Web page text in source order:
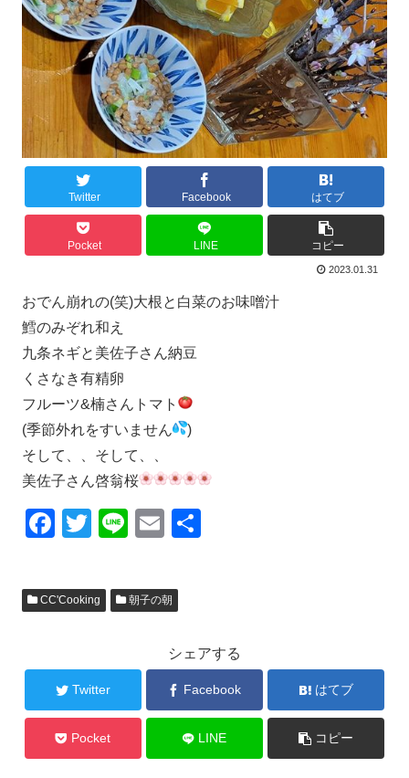
Twitter Facebook はてブ
Pocket LINE コピー
2023.01.31
おでん崩れの(笑)大根と白菜のお味噌汁
鱈のみぞれ和え
九条ネギと美佐子さん納豆
くさなき有精卵
フルーツ&楠さんトマト
(季節外れをすいません
)
そして、、そして、、
美佐子さん啓翁桜
F
c
e
o
o
k
T
tt
er
Li
e
E
ail
CC'Cooking 朝子の朝
シェアする
Twitter Facebook はてブ
Pocket LINE コピー